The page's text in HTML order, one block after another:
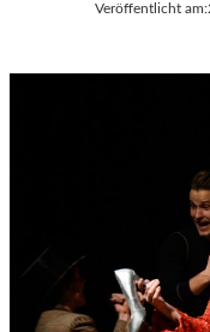
Veröffentlicht am: